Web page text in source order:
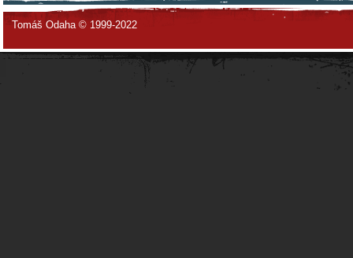
Tomáš Odaha © 1999-2022